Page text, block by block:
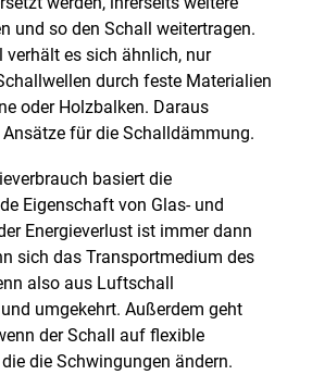
und so den Schall weitertragen.
verhält es sich ähnlich, nur
durch feste Materialien
oder Holzbalken. Daraus
für die Schalldämmung.
basiert die
Eigenschaft von Glas- und
Energieverlust ist immer dann
sich das Transportmedium des
also aus Luftschall
umgekehrt. Außerdem geht
der Schall auf flexible
die Schwingungen ändern.